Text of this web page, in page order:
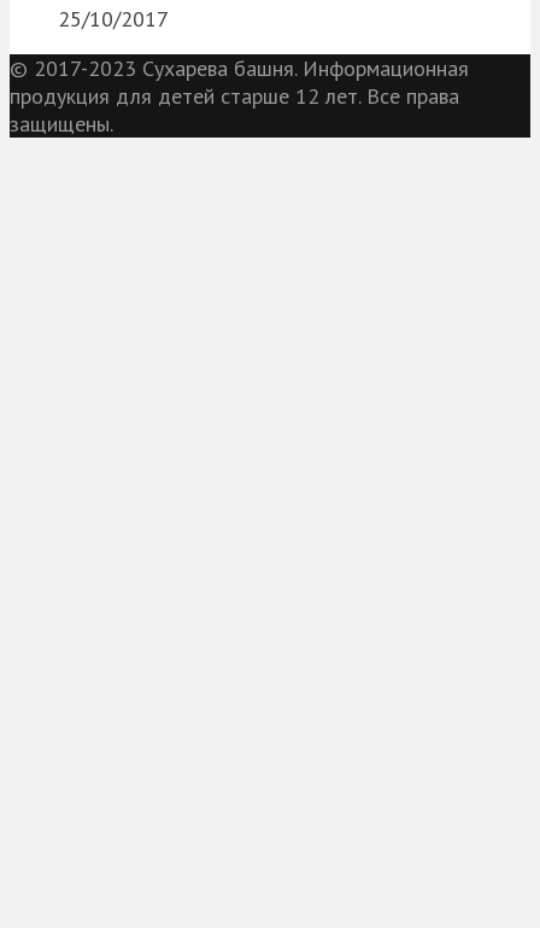
25/10/2017
© 2017-2023 Сухарева башня. Информационная
продукция для детей старше 12 лет. Все права
защищены.